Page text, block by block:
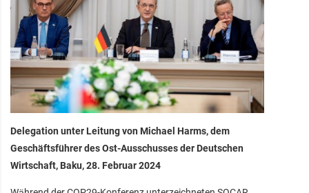
Delegation unter Leitung von Michael Harms, dem
Geschäftsführer des Ost-Ausschusses der Deutschen
Wirtschaft, Baku, 28. Februar 2024